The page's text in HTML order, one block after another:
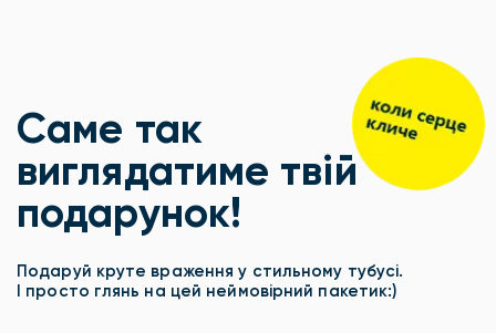
Саме так
виглядатиме твій
подарунок!
Подаруй круте враження у стильному тубусі.
І просто глянь на цей неймовірний пакетик:)